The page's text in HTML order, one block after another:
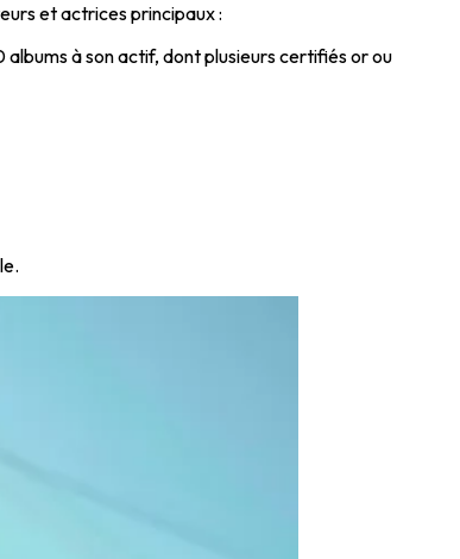
et actrices principaux :
à son actif, dont plusieurs certifiés or ou